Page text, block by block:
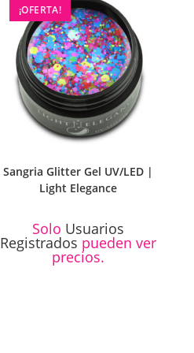
¡OFERTA!
Sangria Glitter Gel UV/LED |
Light Elegance
Solo Usuarios
Registrados pueden ver
precios.